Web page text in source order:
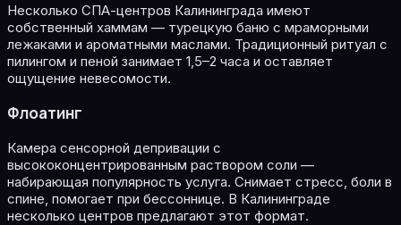
Несколько СПА-центров Калининграда имеют
собственный хаммам — турецкую баню с мраморными
лежаками и ароматными маслами. Традиционный ритуал с
пилингом и пеной занимает 1,5–2 часа и оставляет
ощущение невесомости.
Флоатинг
Камера сенсорной депривации с
высококонцентрированным раствором соли —
набирающая популярность услуга. Снимает стресс, боли в
спине, помогает при бессоннице. В Калининграде
несколько центров предлагают этот формат.